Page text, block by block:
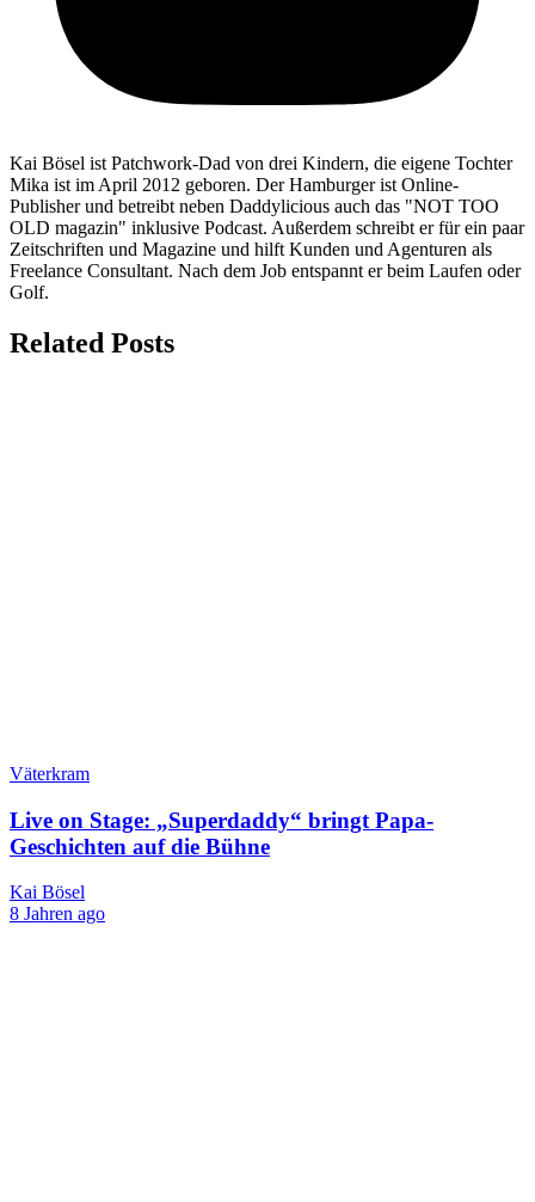
Kai Bösel ist Patchwork-Dad von drei Kindern, die eigene Tochter
Mika ist im April 2012 geboren. Der Hamburger ist Online-
Publisher und betreibt neben Daddylicious auch das "NOT TOO
OLD magazin" inklusive Podcast. Außerdem schreibt er für ein paar
Zeitschriften und Magazine und hilft Kunden und Agenturen als
Freelance Consultant. Nach dem Job entspannt er beim Laufen oder
Golf.
Related Posts
Väterkram
Live on Stage: „Superdaddy“ bringt Papa-
Geschichten auf die Bühne
Kai Bösel
8 Jahren ago